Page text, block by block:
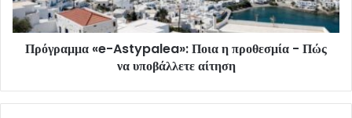
Πρόγραμμα «e-Astypalea»: Ποια η προθεσμία - Πώς
να υποβάλλετε αίτηση